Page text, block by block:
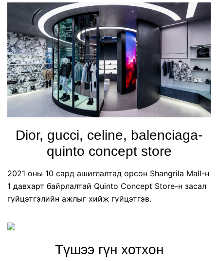
Dior, gucci, celine, balenciaga-
quinto concept store
2021 оны 10 сард ашиглалтад орсон Shangrila Mall-н
1 давхарт байрлалтай Quinto Concept Store-н засал
гүйцэтгэлийн ажлыг хийж гүйцэтгэв.
Түшээ гүн хотхон